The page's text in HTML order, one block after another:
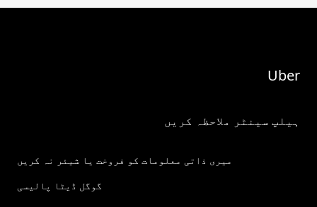
Uber
ہیلپ سینٹر ملاحظہ کریں
میری ذاتی معلومات کو فروخت یا شیئر نہ کریں
گوگل ڈیٹا پالیسی